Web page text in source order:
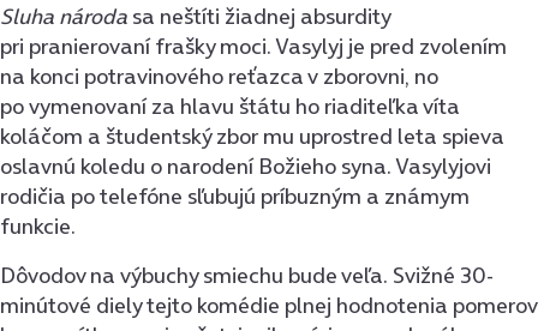
Sluha národa sa neštíti žiadnej absurdity
pri pranierovaní frašky moci. Vasylyj je pred zvolením
na konci potravinového reťazca v zborovni, no
po vymenovaní za hlavu štátu ho riaditeľka víta
koláčom a študentský zbor mu uprostred leta spieva
oslavnú koledu o narodení Božieho syna. Vasylyjovi
rodičia po telefóne sľubujú príbuzným a známym
funkcie.
Dôvodov na výbuchy smiechu bude veľa. Svižné 30-
minútové diely tejto komédie plnej hodnotenia pomerov